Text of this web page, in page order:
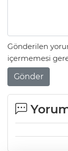
Gönderilen
içermemesi
Gönder